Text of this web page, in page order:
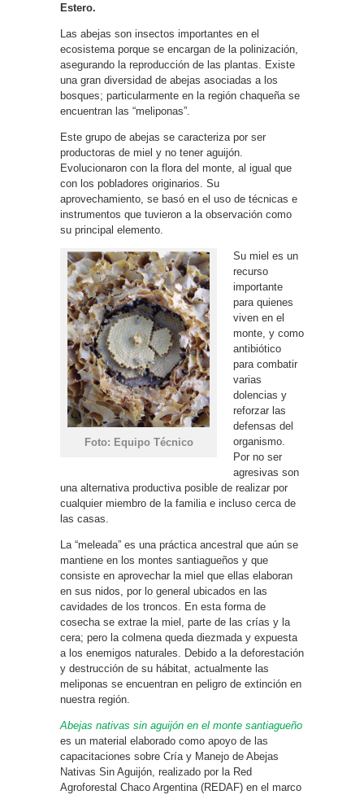
Estero.
Las abejas son insectos importantes en el
ecosistema porque se encargan de la polinización,
asegurando la reproducción de las plantas. Existe
una gran diversidad de abejas asociadas a los
bosques; particularmente en la región chaqueña se
encuentran las “meliponas”.
Este grupo de abejas se caracteriza por ser
productoras de miel y no tener aguijón.
Evolucionaron con la flora del monte, al igual que
con los pobladores originarios. Su
aprovechamiento, se basó en el uso de técnicas e
instrumentos que tuvieron a la observación como
su principal elemento.
Foto: Equipo Técnico
Su miel es un
recurso
importante
para quienes
viven en el
monte, y como
antibiótico
para combatir
varias
dolencias y
reforzar las
defensas del
organismo.
Por no ser
agresivas son
una alternativa productiva posible de realizar por
cualquier miembro de la familia e incluso cerca de
las casas.
La “meleada” es una práctica ancestral que aún se
mantiene en los montes santiagueños y que
consiste en aprovechar la miel que ellas elaboran
en sus nidos, por lo general ubicados en las
cavidades de los troncos. En esta forma de
cosecha se extrae la miel, parte de las crías y la
cera; pero la colmena queda diezmada y expuesta
a los enemigos naturales. Debido a la deforestación
y destrucción de su hábitat, actualmente las
meliponas se encuentran en peligro de extinción en
nuestra región.
Abejas nativas sin aguijón en el monte santiagueño
es un material elaborado como apoyo de las
capacitaciones sobre Cría y Manejo de Abejas
Nativas Sin Aguijón, realizado por la Red
Agroforestal Chaco Argentina (REDAF) en el marco